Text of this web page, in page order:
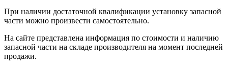
При наличии достаточной квалификации установку запасной
части можно произвести самостоятельно.
На сайте представлена информация по стоимости и наличию
запасной части на складе производителя на момент последней
продажи.